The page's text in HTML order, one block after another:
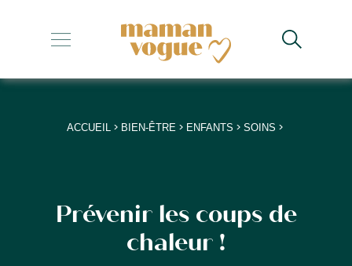
+
+
+
+
ACCUEIL> BIEN-ÊTRE> ENFANTS > SOINS >
Prévenir les coups de
chaleur !